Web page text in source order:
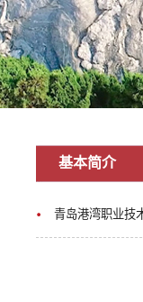
基本简介
青岛港湾职业技